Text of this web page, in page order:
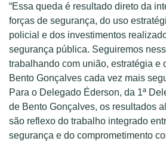
“Essa queda é resultado direto da
forças de segurança, do uso
policial e dos investimentos
segurança pública. Seguiremos
trabalhando com união, estratégia e
Bento Gonçalves cada vez mais
Para o Delegado Éderson, da 1ª
de Bento Gonçalves, os resultados
são reflexo do trabalho integrado
segurança e do comprometimento